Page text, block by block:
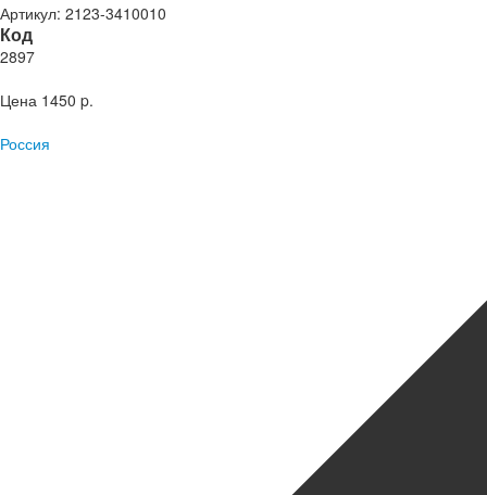
Артикул: 2123-3410010
Код
2897
Цена 1450 p.
Россия